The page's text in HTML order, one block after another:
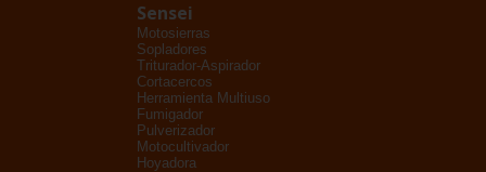
Sensei
Motosierras
Sopladores
Triturador-Aspirador
Cortacercos
Herramienta Multiuso
Fumigador
Pulverizador
Motocultivador
Hoyadora